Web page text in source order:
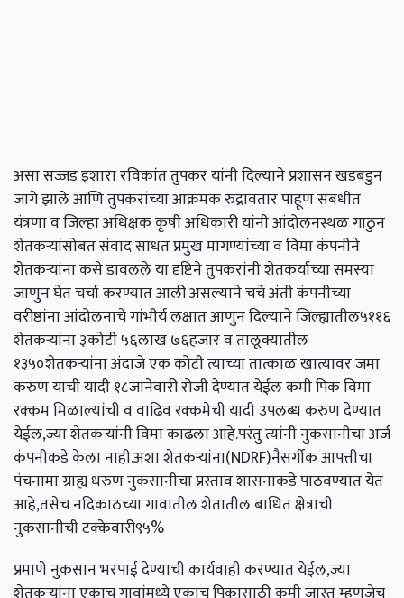
असा सज्जड इशारा रविकांत तुपकर यांनी दिल्याने प्रशासन खडबडुन
जागे झाले आणि तुपकरांच्या आक्रमक रुद्रावतार पाहूण सबंधीत
यंत्रणा व जिल्हा अधिक्षक कृषी अधिकारी यांनी आंदोलनस्थळ गाठुन
शेतकऱ्यांसोबत संवाद साधत प्रमुख मागण्यांच्या व विमा कंपनीने
शेतकऱ्यांना कसे डावलले या दृष्टिने तुपकरांनी शेतकर्याच्या समस्या
जाणुन घेत चर्चा करण्यात आली असल्याने चर्चे अंती कंपनीच्या
वरीष्ठांना आंदोलनाचे गांभीर्य लक्षात आणुन दिल्याने जिल्ह्यातील५११६
शेतकऱ्यांना ३कोटी ५६लाख ७६हजार व तालूक्यातील
१३५०शेतकऱ्यांना अंदाजे एक कोटी त्याच्या तात्काळ खात्यावर जमा
करुण याची यादी १८जानेवारी रोजी देण्यात येईल कमी पिक विमा
रक्कम मिळाल्यांची व वाढिव रक्कमेची यादी उपलब्ध करुण देण्यात
येईल,ज्या शेतकऱ्यांनी विमा काढला आहे.परंतु त्यांनी नुकसानीचा अर्ज
कंपनीकडे केला नाही.अशा शेतकऱ्यांना(NDRF)नैसर्गीक आपत्तीचा
पंचनामा ग्राह्य धरुण नुकसानीचा प्रस्ताव शासनाकडे पाठवण्यात येत
आहे,तसेच नदिकाठच्या गावातील शेतातील बाधित क्षेत्राची
नुकसानीची टक्केवारी९५%
प्रमाणे नुकसान भरपाई देण्याची कार्यवाही करण्यात येईल,ज्या